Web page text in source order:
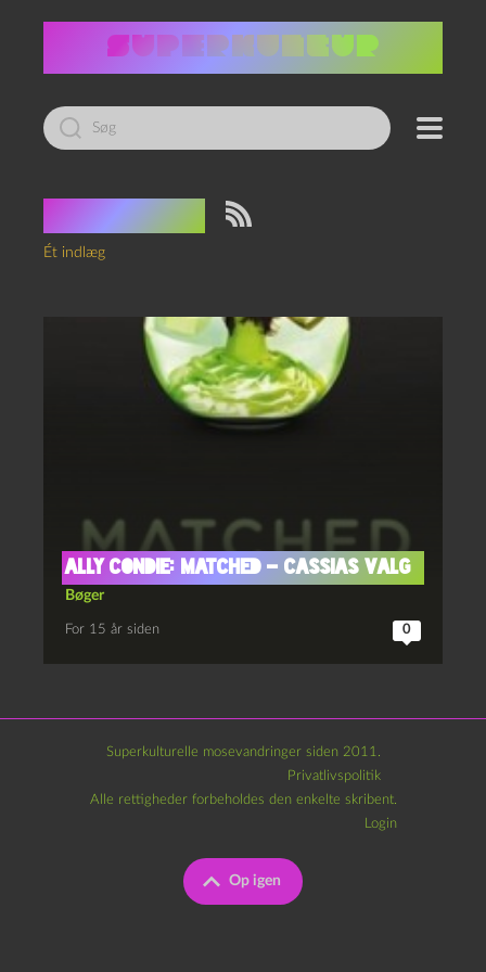
Led
efter:
Tag:Valg
Ét indlæg
Ally Condie: Matched – Cassias Valg
Bøger
For 15 år siden 0
Superkulturelle mosevandringer siden 2011.
Privatlivspolitik
Op igen
Alle rettigheder forbeholdes den enkelte skribent.
Login